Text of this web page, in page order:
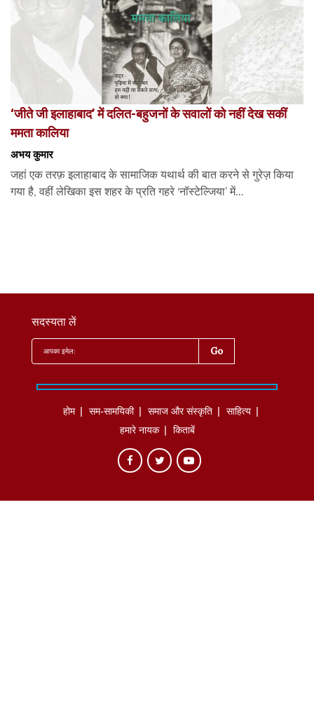
‘जीते जी इलाहाबाद’ में दलित-बहुजनों के सवालों को नहीं देख सकीं
ममता कालिया
अभय कुमार
जहां एक तरफ़ इलाहाबाद के सामाजिक यथार्थ की बात करने से गुरेज़ किया
गया है, वहीं लेखिका इस शहर के प्रति गहरे ‘नॉस्टेल्जिया’ में...
सदस्यता लें
होम सम-सामयिकी समाज और संस्कृति
साहित्‍य
हमारे नायक
किताबें